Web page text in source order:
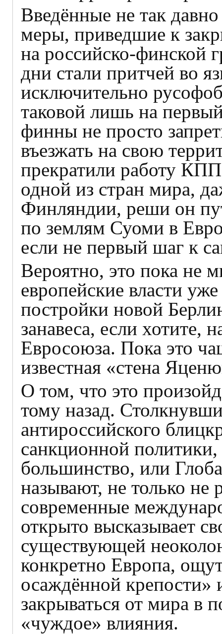
Введённые не так
меры, приведшие к
на российско-финской
дни стали притчей во
исключительно
таковой лишь на
финны не просто
въезжать на свою
прекратили работу
одной из стран мира,
Финляндии, реши он
по землям Суоми в
если не первый шаг к
Вероятно, это пока не
европейские власти
постройки новой
занавеса, если хотите,
Евросоюза. Пока это
известная «стена
О том, что это
тому назад.
антироссийского
санкционной
большинство, или
называют, не только не
современные
открыто высказывает
существующей
конкретно Европа,
осаждённой крепости»
закрываться от мира в
«чуждое» влияния.